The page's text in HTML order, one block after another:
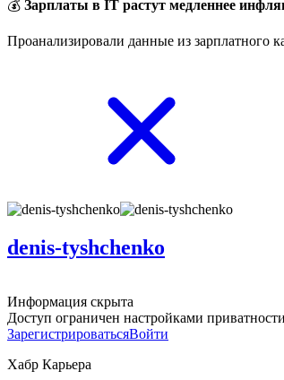
💰 Зарплаты в IT растут медленнее
Проанализировали данные из зарплатного
denis-tyshchenko
Информация скрыта
Доступ ограничен настройками
ЗарегистрироватьсяВойти
Хабр Карьера